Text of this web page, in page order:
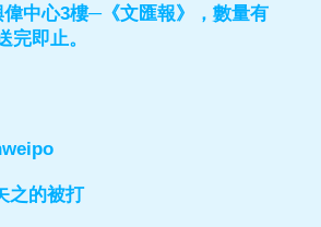
偉中心3樓─《文匯報》，數量有
完即止。
之的被打